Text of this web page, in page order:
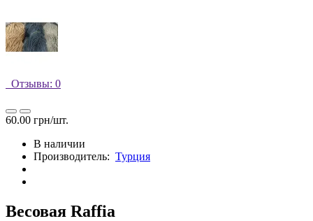
Отзывы: 0
60.00 грн/шт.
В наличии
Производитель: Турция
Весовая Raffia